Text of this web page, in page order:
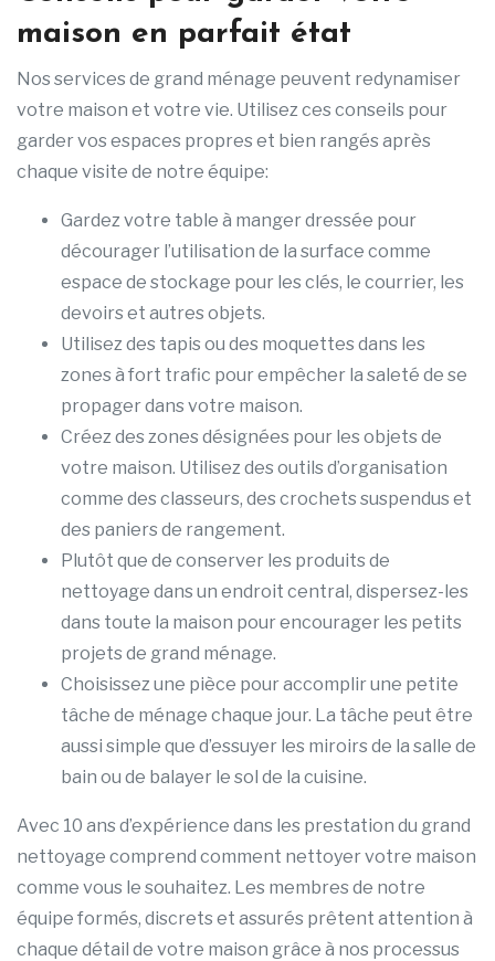
maison en parfait état
Nos services de grand ménage peuvent redynamiser
votre maison et votre vie. Utilisez ces conseils pour
garder vos espaces propres et bien rangés après
chaque visite de notre équipe:
Gardez votre table à manger dressée pour
décourager l’utilisation de la surface comme
espace de stockage pour les clés, le courrier, les
devoirs et autres objets.
Utilisez des tapis ou des moquettes dans les
zones à fort trafic pour empêcher la saleté de se
propager dans votre maison.
Créez des zones désignées pour les objets de
votre maison. Utilisez des outils d’organisation
comme des classeurs, des crochets suspendus et
des paniers de rangement.
Plutôt que de conserver les produits de
nettoyage dans un endroit central, dispersez-les
dans toute la maison pour encourager les petits
projets de grand ménage.
Choisissez une pièce pour accomplir une petite
tâche de ménage chaque jour. La tâche peut être
aussi simple que d’essuyer les miroirs de la salle de
bain ou de balayer le sol de la cuisine.
Avec 10 ans d’expérience dans les prestation du grand
nettoyage comprend comment nettoyer votre maison
comme vous le souhaitez. Les membres de notre
équipe formés, discrets et assurés prêtent attention à
chaque détail de votre maison grâce à nos processus